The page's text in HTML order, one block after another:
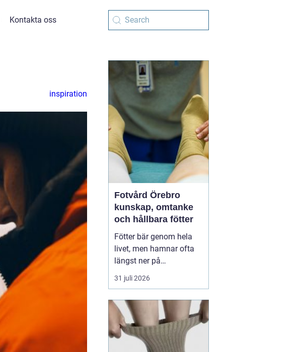
Kontakta oss
inspiration
Fotvård Örebro
kunskap, omtanke
och hållbara fötter
Fötter bär genom hela
livet, men hamnar ofta
längst ner på
prioriteringslistan.
Många söker hjälp först
påverkar vardagen.
Samtidigt visar
erfarenhet från
fotvårdskliniker i och
31 juli 2026